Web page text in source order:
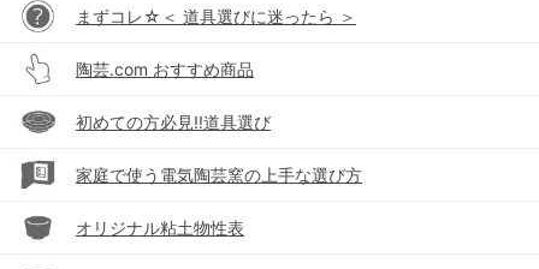
まずコレ☆＜ 道具選びに迷ったら ＞
陶芸.com おすすめ商品
初めての方必見!!道具選び
家庭で使う電気陶芸窯の上手な選び方
オリジナル粘土物性表